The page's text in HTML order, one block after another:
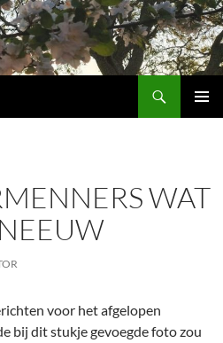
WAT
voor het afgelopen
bij dit stukje gevoegde foto zou